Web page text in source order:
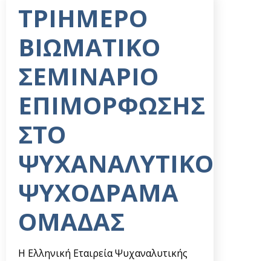
ΤΡΙΗΜΕΡΟ
ΒΙΩΜΑΤΙΚΟ
ΣΕΜΙΝΑΡΙΟ
ΕΠΙΜΟΡΦΩΣΗΣ
ΣΤΟ
ΨΥΧΑΝΑΛΥΤΙΚΟ
ΨΥΧΟΔΡΑΜΑ
ΟΜΑΔΑΣ
Η Ελληνική Εταιρεία Ψυχαναλυτικής